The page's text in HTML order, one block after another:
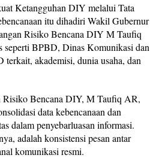
Ketangguhan DIY melalui Tata
itu dihadiri Wakil Gubernur
Risiko Bencana DIY M Taufiq
seperti BPBD, Dinas Komunikasi dan
akademisi, dunia usaha, dan
Risiko Bencana DIY, M Taufiq AR,
data kebencanaan dan
dalam penyebarluasan informasi.
adalah konsistensi pesan antar
komunikasi resmi.